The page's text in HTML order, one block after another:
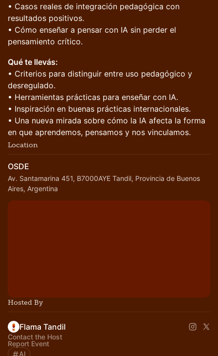
• Casos reales de integración pedagógica con
resultados positivos.
• Cómo enseñar a pensar con IA sin perder el
pensamiento crítico.
Qué te llevás:
• Criterios para distinguir entre uso pedagógico y
desregulado.
• Herramientas prácticas para enseñar con IA.
• Inspiración en buenas prácticas internacionales.
• Una nueva mirada sobre cómo la IA afecta la forma
en que aprendemos, pensamos y nos vinculamos.
Location
OSDE
Av. Santamarina 451, B7000AYE Tandil, Provincia de Buenos
Aires, Argentina
Hosted By
Flama Tandil
Contact the Host
Report Event
AI